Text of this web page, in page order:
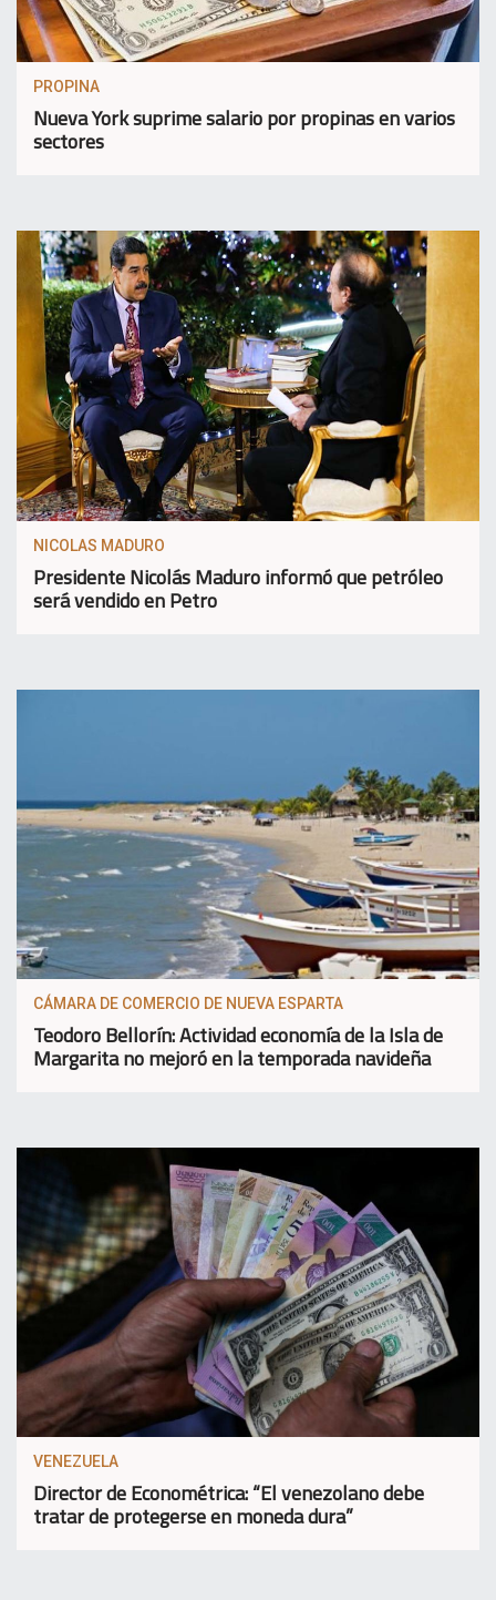
PROPINA
Nueva York suprime salario por propinas en varios
sectores
NICOLAS MADURO
Presidente Nicolás Maduro informó que petróleo
será vendido en Petro
CÁMARA DE COMERCIO DE NUEVA ESPARTA
Teodoro Bellorín: Actividad economía de la Isla de
Margarita no mejoró en la temporada navideña
VENEZUELA
Director de Econométrica: “El venezolano debe
tratar de protegerse en moneda dura”